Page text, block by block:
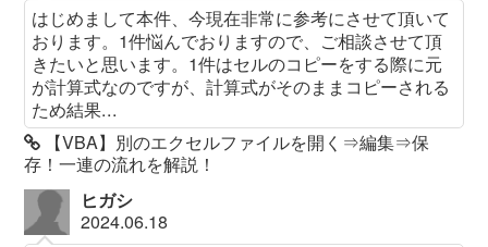
はじめまして本件、今現在非常に参考にさせて頂いて
おります。1件悩んでおりますので、ご相談させて頂
きたいと思います。1件はセルのコピーをする際に元
が計算式なのですが、計算式がそのままコピーされる
ため結果...
【VBA】別のエクセルファイルを開く⇒編集⇒保
存！一連の流れを解説！
ヒガシ
2024.06.18